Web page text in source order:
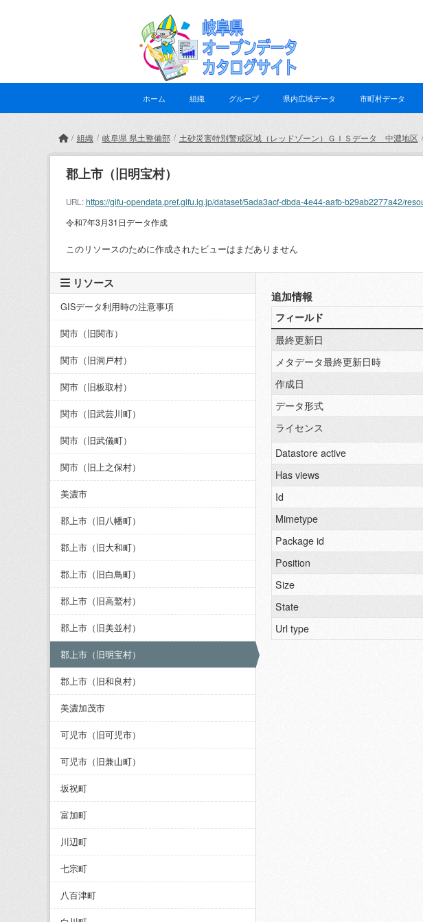
ホーム 組織 グループ 県内広域データ 市町村データ
組織 岐阜県 県土整備部 土砂災害特別警戒区域（レッドゾーン）ＧＩＳデータ 中濃地区
郡上市（旧明宝村）
URL:https://gifu-opendata.pref.gifu.lg.jp/dataset/5ada3acf-dbda-4e44-aafb-b29ab2277a42/
令和7年3月31日データ作成
このリソースのために作成されたビューはまだありません
リソース
GISデータ利用時の注意事項
関市（旧関市）
関市（旧洞戸村）
関市（旧板取村）
関市（旧武芸川町）
関市（旧武儀町）
関市（旧上之保村）
美濃市
郡上市（旧八幡町）
郡上市（旧大和町）
郡上市（旧白鳥町）
郡上市（旧高鷲村）
郡上市（旧美並村）
郡上市（旧明宝村）
郡上市（旧和良村）
美濃加茂市
可児市（旧可児市）
可児市（旧兼山町）
坂祝町
富加町
川辺町
七宗町
八百津町
追加情報
フィールド
最終更新日
メタデータ最終更新日時
作成日
データ形式
ライセンス
Datastore active
Has views
Id
Mimetype
Package id
Position
Size
State
Url type